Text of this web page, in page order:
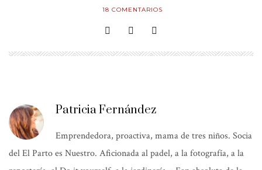
18 COMENTARIOS
Patricia Fernández
Emprendedora, proactiva, mama de tres niños. Socia
del El Parto es Nuestro. Aficionada al padel, a la fotografía, a la